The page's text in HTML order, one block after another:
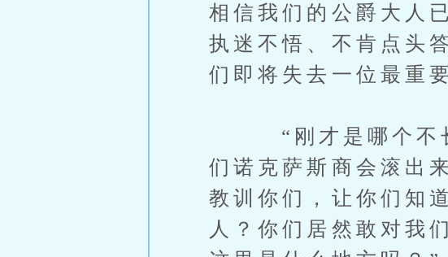
相信我们的公爵大人
执迷不悟、不肯点头
们即将失去一位最重
“刚才是哪个不长
们诺克萨斯商会滚出
教训你们，让你们知
人？你们居然敢对我